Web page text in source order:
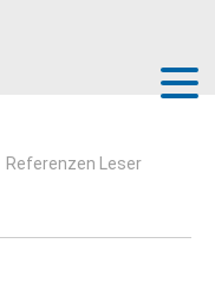
Referenzen Leser